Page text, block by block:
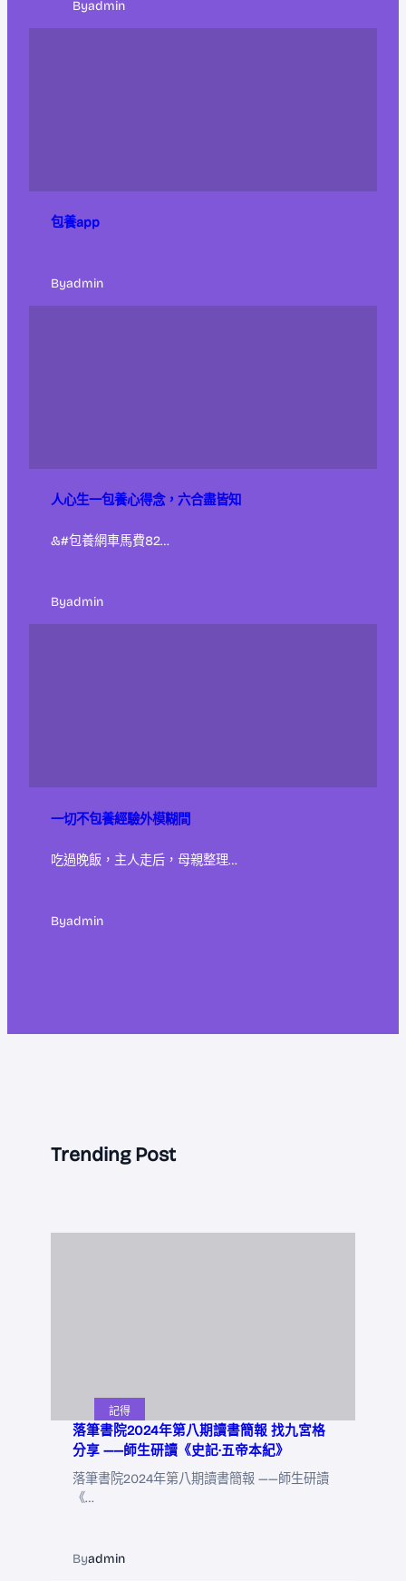
Byadmin
包養app
Byadmin
人心生一包養心得念，六合盡皆知
&#包養網車馬費82…
Byadmin
一切不包養經驗外模糊間
吃過晚飯，主人走后，母親整理…
Byadmin
Trending Post
記得
落筆書院2024年第八期讀書簡報 找九宮格
分享 ——師生研讀《史記·五帝本紀》
落筆書院2024年第八期讀書簡報 ——師生研讀
《…
Byadmin